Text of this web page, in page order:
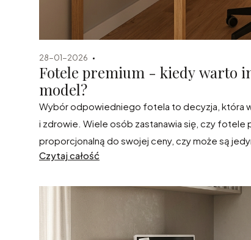
28-01-2026
Fotele premium - kiedy warto
model?
Wybór odpowiedniego fotela to decyzja, która
i zdrowie. Wiele osób zastanawia się, czy fotele
proporcjonalną do swojej ceny, czy może są
artykule przyjrzymy się, dlaczego drogi
Czytaj całość